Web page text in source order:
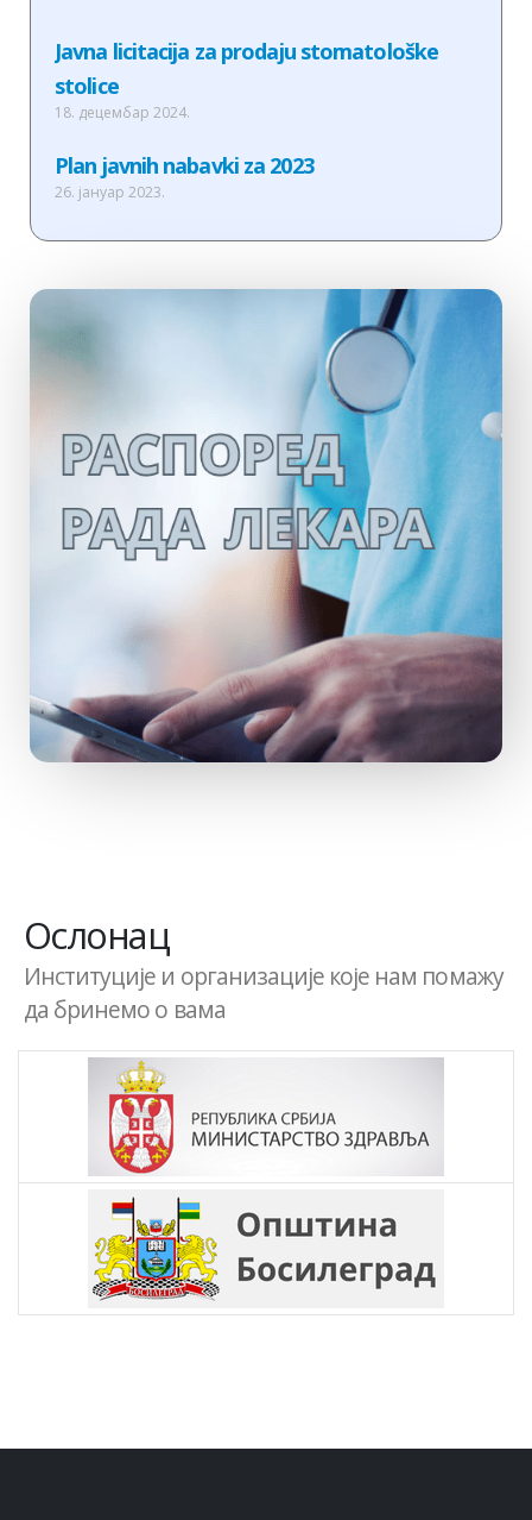
Javna licitacija za prodaju stomatološke
stolice
18. децембар 2024.
Plan javnih nabavki za 2023
26. јануар 2023.
Ослонац
Институције и организације које нам помажу
да бринемо о вама